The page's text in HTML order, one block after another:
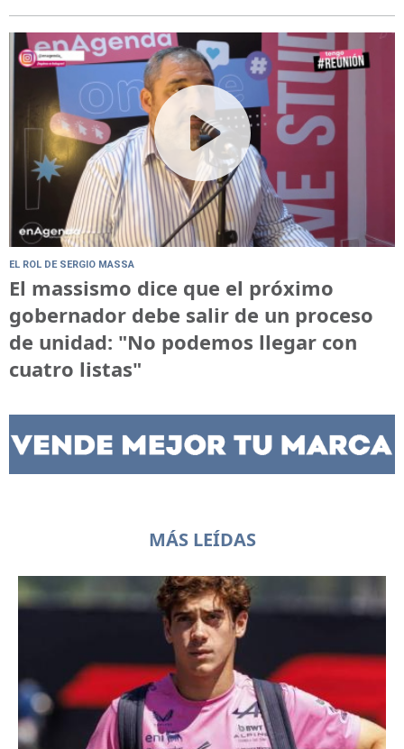
EL ROL DE SERGIO MASSA
El massismo dice que el próximo
gobernador debe salir de un proceso
de unidad: "No podemos llegar con
cuatro listas"
MÁS LEÍDAS